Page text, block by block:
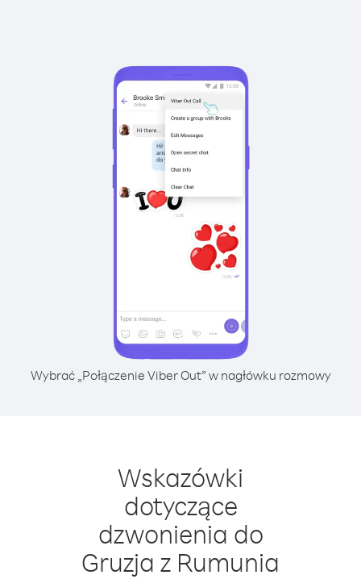
Wybrać „Połączenie Viber Out” w nagłówku rozmowy
Wskazówki
dotyczące
dzwonienia do
Gruzja z Rumunia